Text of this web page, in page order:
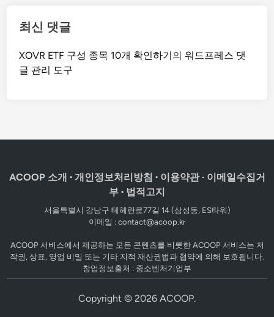
최신 댓글
XOVR ETF 구성 종목 10개 확인하기의워드프레스 댓
글 관리 도구
ACOOP 소개 · 개인정보처리방침 · 이용약관 · 이메일수집거
부 · 법적고지
서울특별시 강남구 테헤란로77길 14 (삼성동, ES타워)
이메일 : contact@acoop.kr
ACOOP 서비스에서 제공하는 모든 콘텐츠를 비롯한 ACOOP 서비스는 저
작권, 상표, 영업 비밀 또는 기타 지적 재산권법과 협약에 의해 보호됩니다.
창업정보출처 : 중소벤처기업부
Copyright © 2026 ACOOP.